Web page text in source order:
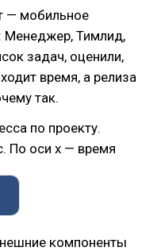
— мобильное
Менеджер, Тимлид,
задач, оценили,
время, а релиза
так.
по проекту.
По оси x — время
компоненты